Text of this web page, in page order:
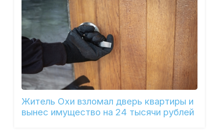
Житель Охи взломал дверь квартиры и
вынес имущество на 24 тысячи рублей